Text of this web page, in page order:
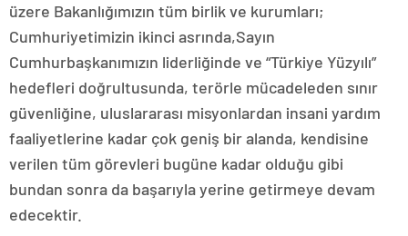
üzere Bakanlığımızın tüm birlik ve kurumları;
Cumhuriyetimizin ikinci asrında,Sayın
Cumhurbaşkanımızın liderliğinde ve “Türkiye Yüzyılı”
hedefleri doğrultusunda, terörle mücadeleden sınır
güvenliğine, uluslararası misyonlardan insani yardım
faaliyetlerine kadar çok geniş bir alanda, kendisine
verilen tüm görevleri bugüne kadar olduğu gibi
bundan sonra da başarıyla yerine getirmeye devam
edecektir.